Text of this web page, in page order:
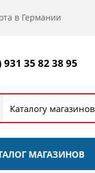
в Германии
931 35 82 38 95
Каталогу магазинов
МАГАЗИНОВ